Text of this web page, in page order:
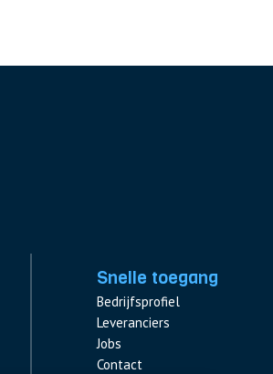
Snelle toegang
Bedrijfsprofiel
Leveranciers
Jobs
Contact